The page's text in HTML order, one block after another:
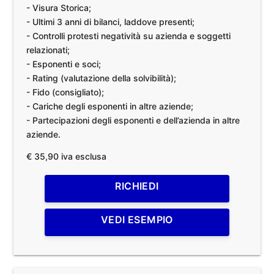
- Visura Storica;
- Ultimi 3 anni di bilanci, laddove presenti;
- Controlli protesti negatività su azienda e soggetti
relazionati;
- Esponenti e soci;
- Rating (valutazione della solvibilità);
- Fido (consigliato);
- Cariche degli esponenti in altre aziende;
- Partecipazioni degli esponenti e dell’azienda in altre
aziende.
€ 35,90 iva esclusa
RICHIEDI
VEDI ESEMPIO